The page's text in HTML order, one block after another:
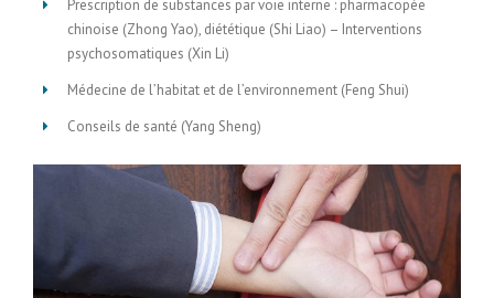
Prescription de substances par voie interne : pharmacopée
chinoise (Zhong Yao), diététique (Shi Liao) – Interventions
psychosomatiques (Xin Li)
Médecine de l’habitat et de l’environnement (Feng Shui)
Conseils de santé (Yang Sheng)